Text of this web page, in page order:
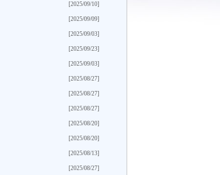
[2025/09/10]
[2025/09/09]
[2025/09/03]
[2025/09/23]
[2025/09/03]
[2025/08/27]
[2025/08/27]
[2025/08/27]
[2025/08/20]
[2025/08/20]
[2025/08/13]
[2025/08/27]